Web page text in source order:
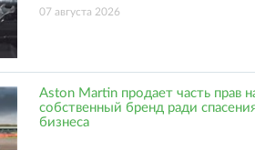
07 августа 2026
Aston Martin продает часть прав
собственный бренд ради
бизнеса